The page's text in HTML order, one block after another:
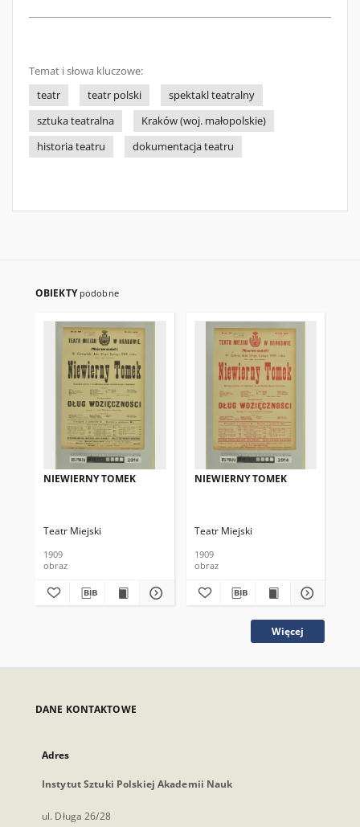
Temat i słowa kluczowe:
teatr
teatr polski
spektakl teatralny
sztuka teatralna
Kraków (woj. małopolskie)
historia teatru
dokumentacja teatru
OBIEKTY podobne
NIEWIERNY TOMEK
Teatr Miejski
1909
obraz
NIEWIERNY TOMEK
Teatr Miejski
1909
obraz
Więcej
DANE KONTAKTOWE
Adres
Instytut Sztuki Polskiej Akademii Nauk
ul. Długa 26/28